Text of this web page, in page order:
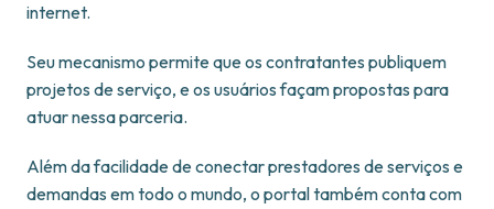
internet.
Seu mecanismo permite que os contratantes publiquem
projetos de serviço, e os usuários façam propostas para
atuar nessa parceria.
Além da facilidade de conectar prestadores de serviços e
demandas em todo o mundo, o portal também conta com